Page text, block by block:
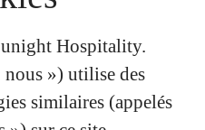
Hospitality.
») utilise des
similaires (appelés